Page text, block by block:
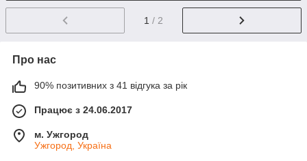
1 / 2
Про нас
90% позитивних з 41 відгука за рік
Працює з 24.06.2017
м. Ужгород
Ужгород, Україна